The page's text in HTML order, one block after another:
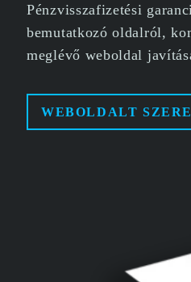
Pénzvisszafizetési
bemutatkozó oldalról,
meglévő weboldal
WEBOLDALT